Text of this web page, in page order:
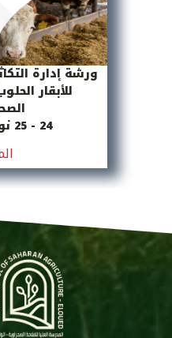
ورشة إدارة
للأبقار
24 - 25 نوفمبر 2025